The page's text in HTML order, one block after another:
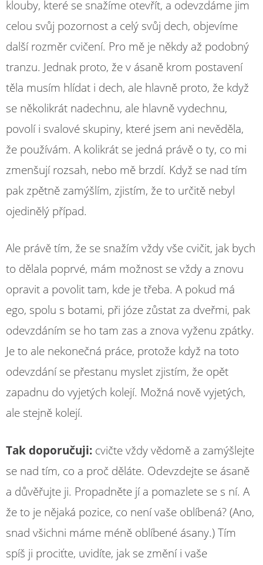
klouby, které se snažíme otevřít, a odevzdáme jim
celou svůj pozornost a celý svůj dech, objevíme
další rozměr cvičení. Pro mě je někdy až podobný
tranzu. Jednak proto, že v ásaně krom postavení
těla musím hlídat i dech, ale hlavně proto, že když
se několikrát nadechnu, ale hlavně vydechnu,
povolí i svalové skupiny, které jsem ani nevěděla,
že používám. A kolikrát se jedná právě o ty, co mi
zmenšují rozsah, nebo mě brzdí. Když se nad tím
pak zpětně zamýšlím, zjistím, že to určitě nebyl
ojedinělý případ.
Ale právě tím, že se snažím vždy vše cvičit, jak bych
to dělala poprvé, mám možnost se vždy a znovu
opravit a povolit tam, kde je třeba. A pokud má
ego, spolu s botami, při józe zůstat za dveřmi, pak
odevzdáním se ho tam zas a znova vyženu zpátky.
Je to ale nekonečná práce, protože když na toto
odevzdání se přestanu myslet zjistím, že opět
zapadnu do vyjetých kolejí. Možná nově vyjetých,
ale stejně kolejí.
Tak doporučuji: cvičte vždy vědomě a zamýšlejte
se nad tím, co a proč děláte. Odevzdejte se ásaně
a důvěřujte ji. Propadněte jí a pomazlete se s ní. A
že to je nějaká pozice, co není vaše oblíbená? (Ano,
snad všichni máme méně oblíbené ásany.) Tím
spíš ji prociťte, uvidíte, jak se změní i vaše